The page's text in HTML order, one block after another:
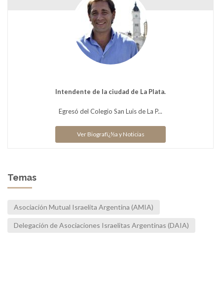
Intendente de la ciudad de La Plata.
Egresó del Colegio San Luis de La P...
Ver Biografï¿½a y Noticias
Temas
Asociación Mutual Israelita Argentina (AMIA)
Delegación de Asociaciones Israelitas Argentinas (DAIA)